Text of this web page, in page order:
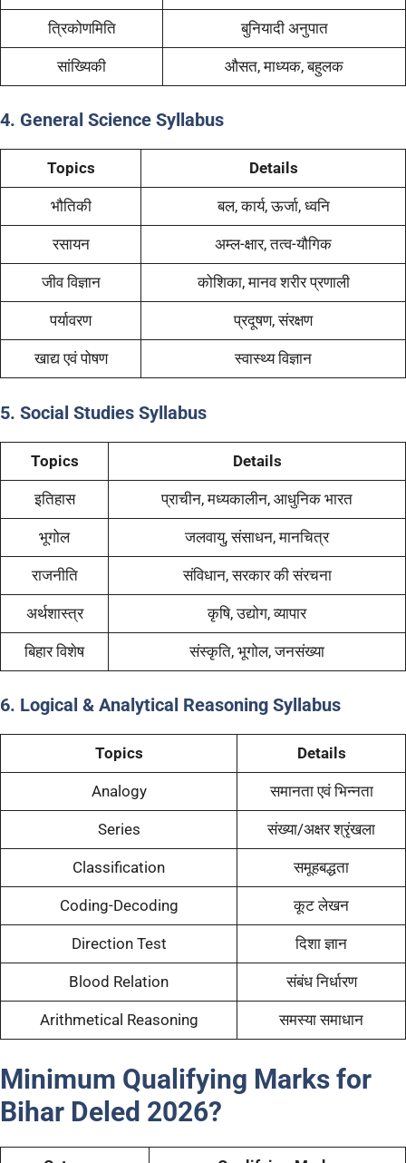
त्रिकोणमिति बुनियादी अनुपात
सांख्यिकी औसत, माध्यक, बहुलक
4. General Science Syllabus
Topics Details
भौतिकी बल, कार्य, ऊर्जा, ध्वनि
रसायन अम्ल-क्षार, तत्व-यौगिक
जीव विज्ञान कोशिका, मानव शरीर प्रणाली
पर्यावरण प्रदूषण, संरक्षण
खाद्य एवं पोषण स्वास्थ्य विज्ञान
5. Social Studies Syllabus
Topics Details
इतिहास प्राचीन, मध्यकालीन, आधुनिक भारत
भूगोल जलवायु, संसाधन, मानचित्र
राजनीति संविधान, सरकार की संरचना
अर्थशास्त्र कृषि, उद्योग, व्यापार
बिहार विशेष संस्कृति, भूगोल, जनसंख्या
6. Logical & Analytical Reasoning Syllabus
Topics Details
Analogy समानता एवं भिन्नता
Series संख्या/अक्षर श्रृंखला
Classification समूहबद्धता
Coding-Decoding कूट लेखन
Direction Test दिशा ज्ञान
Blood Relation संबंध निर्धारण
Arithmetical Reasoning समस्या समाधान
Minimum Qualifying Marks for
Bihar Deled 2026?